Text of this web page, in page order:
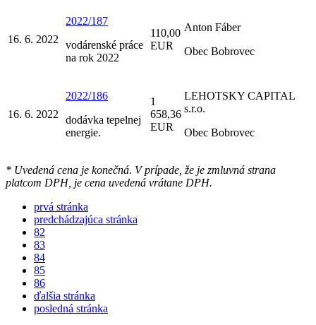
16. 6. 2022
2022/187
vodárenské práce
na rok 2022
110,00
EUR
Anton Fáber
Obec Bobrovec
16. 6. 2022
2022/186
dodávka tepelnej
energie.
1
658,36
EUR
LEHOTSKY CAPITAL
s.r.o.
Obec Bobrovec
* Uvedená cena je konečná. V prípade, že je zmluvná strana
platcom DPH, je cena uvedená vrátane DPH.
prvá stránka
predchádzajúca stránka
82
83
84
85
86
ďalšia stránka
posledná stránka